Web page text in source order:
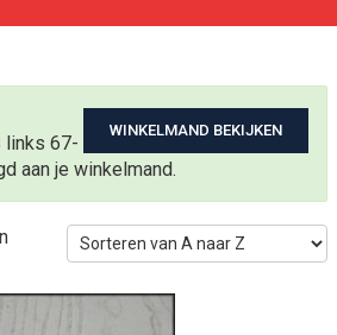
WINKELMAND BEKIJKEN
links 67-
aan je winkelmand.